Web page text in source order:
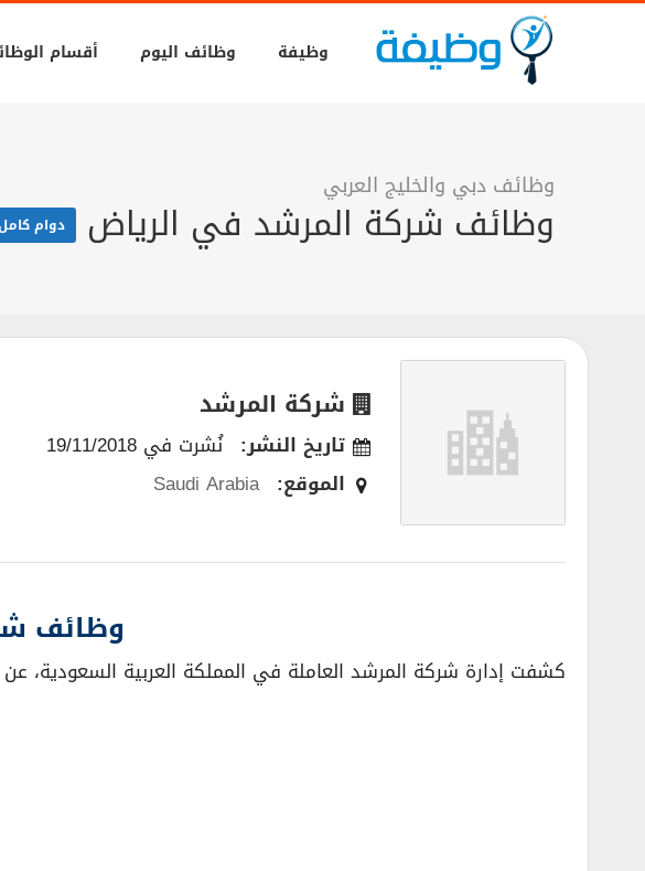
وظيفة وظائف اليوم أقسام
وظائف دبي والخليج العربي
وظائف شركة المرشد في الرياض دوام
شركة المرشد
تاريخ النشر: نُشرت في 19/11/2018
الموقع: Saudi Arabia
وظائف
كشفت إدارة شركة المرشد العاملة في المملكة العربية السعودية، عن طرح 4 وظائف شاغرة على نظام تمهير لخريجي الموارد البشرية للعمل